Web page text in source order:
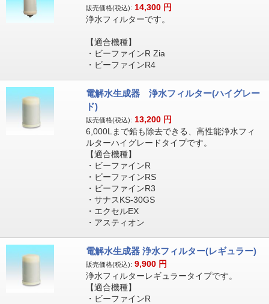
販売価格(税込): 14,300 円
浄水フィルターです。
【適合機種】
・ビーファインR Zia
・ビーファインR4
電解水生成器 浄水フィルター(ハイグレー
ド)
販売価格(税込): 13,200 円
6,000Lまで鉛も除去できる、高性能浄水フィ
ルターハイグレードタイプです。
【適合機種】
・ビーファインR
・ビーファインRS
・ビーファインR3
・サナスKS-30GS
・エクセルEX
・アスティオン
電解水生成器 浄水フィルター(レギュラー)
販売価格(税込): 9,900 円
浄水フィルターレギュラータイプです。
【適合機種】
・ビーファインR